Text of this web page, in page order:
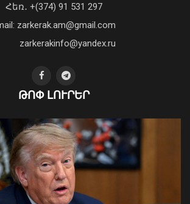
20:08
Ասլանյանը
19:12
Հեռ․ +(374) 91 531 297
zarkerak.am@gmail.com
zarkerakinfo@yandex.ru
ԹՈՓ ԼՈՒՐԵՐ